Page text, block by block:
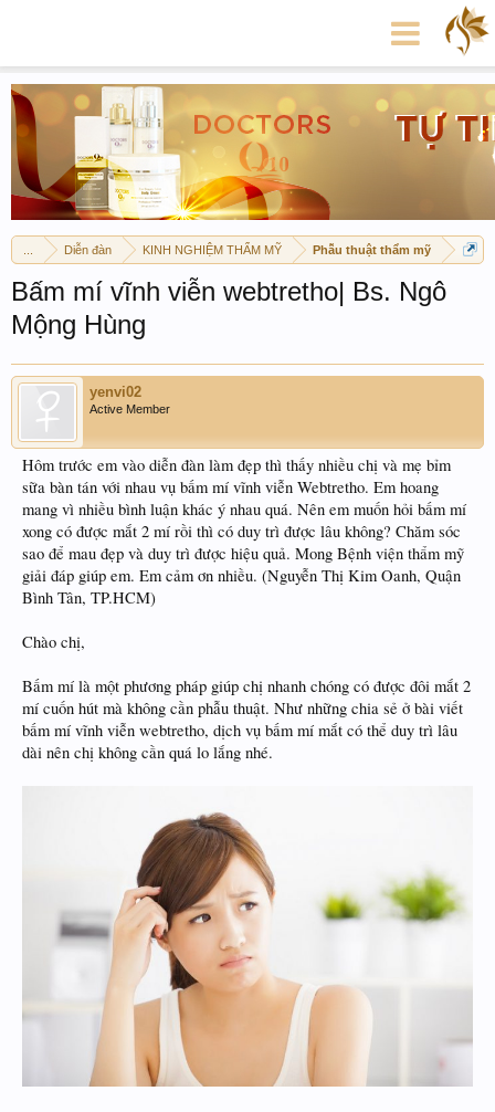
Diễn đàn KINH NGHIỆM THẨM MỸ Phẫu thuật thẩm mỹ
Bấm mí vĩnh viễn webtretho| Bs. Ngô
Mộng Hùng
yenvi02
Active Member
Hôm trước em vào diễn đàn làm đẹp thì thấy nhiều chị và mẹ bỉm
sữa bàn tán với nhau vụ bấm mí vĩnh viễn Webtretho. Em hoang
mang vì nhiều bình luận khác ý nhau quá. Nên em muốn hỏi bấm mí
xong có được mắt 2 mí rồi thì có duy trì được lâu không? Chăm sóc
sao để mau đẹp và duy trì được hiệu quả. Mong Bệnh viện thẩm mỹ
giải đáp giúp em. Em cảm ơn nhiều. (Nguyễn Thị Kim Oanh, Quận
Bình Tân, TP.HCM)
Chào chị,
Bấm mí là một phương pháp giúp chị nhanh chóng có được đôi mắt 2
mí cuốn hút mà không cần phẫu thuật. Như những chia sẻ ở bài viết
bấm mí vĩnh viễn webtretho, dịch vụ bấm mí mắt có thể duy trì lâu
dài nên chị không cần quá lo lắng nhé.